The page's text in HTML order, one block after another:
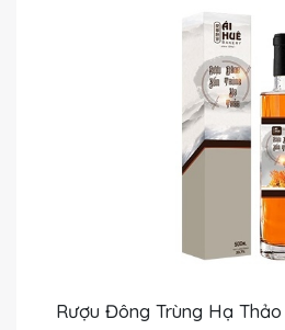
Rượu Đông Trùng Hạ